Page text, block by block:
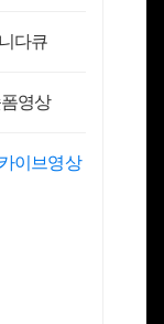
다큐
영상
이브영상